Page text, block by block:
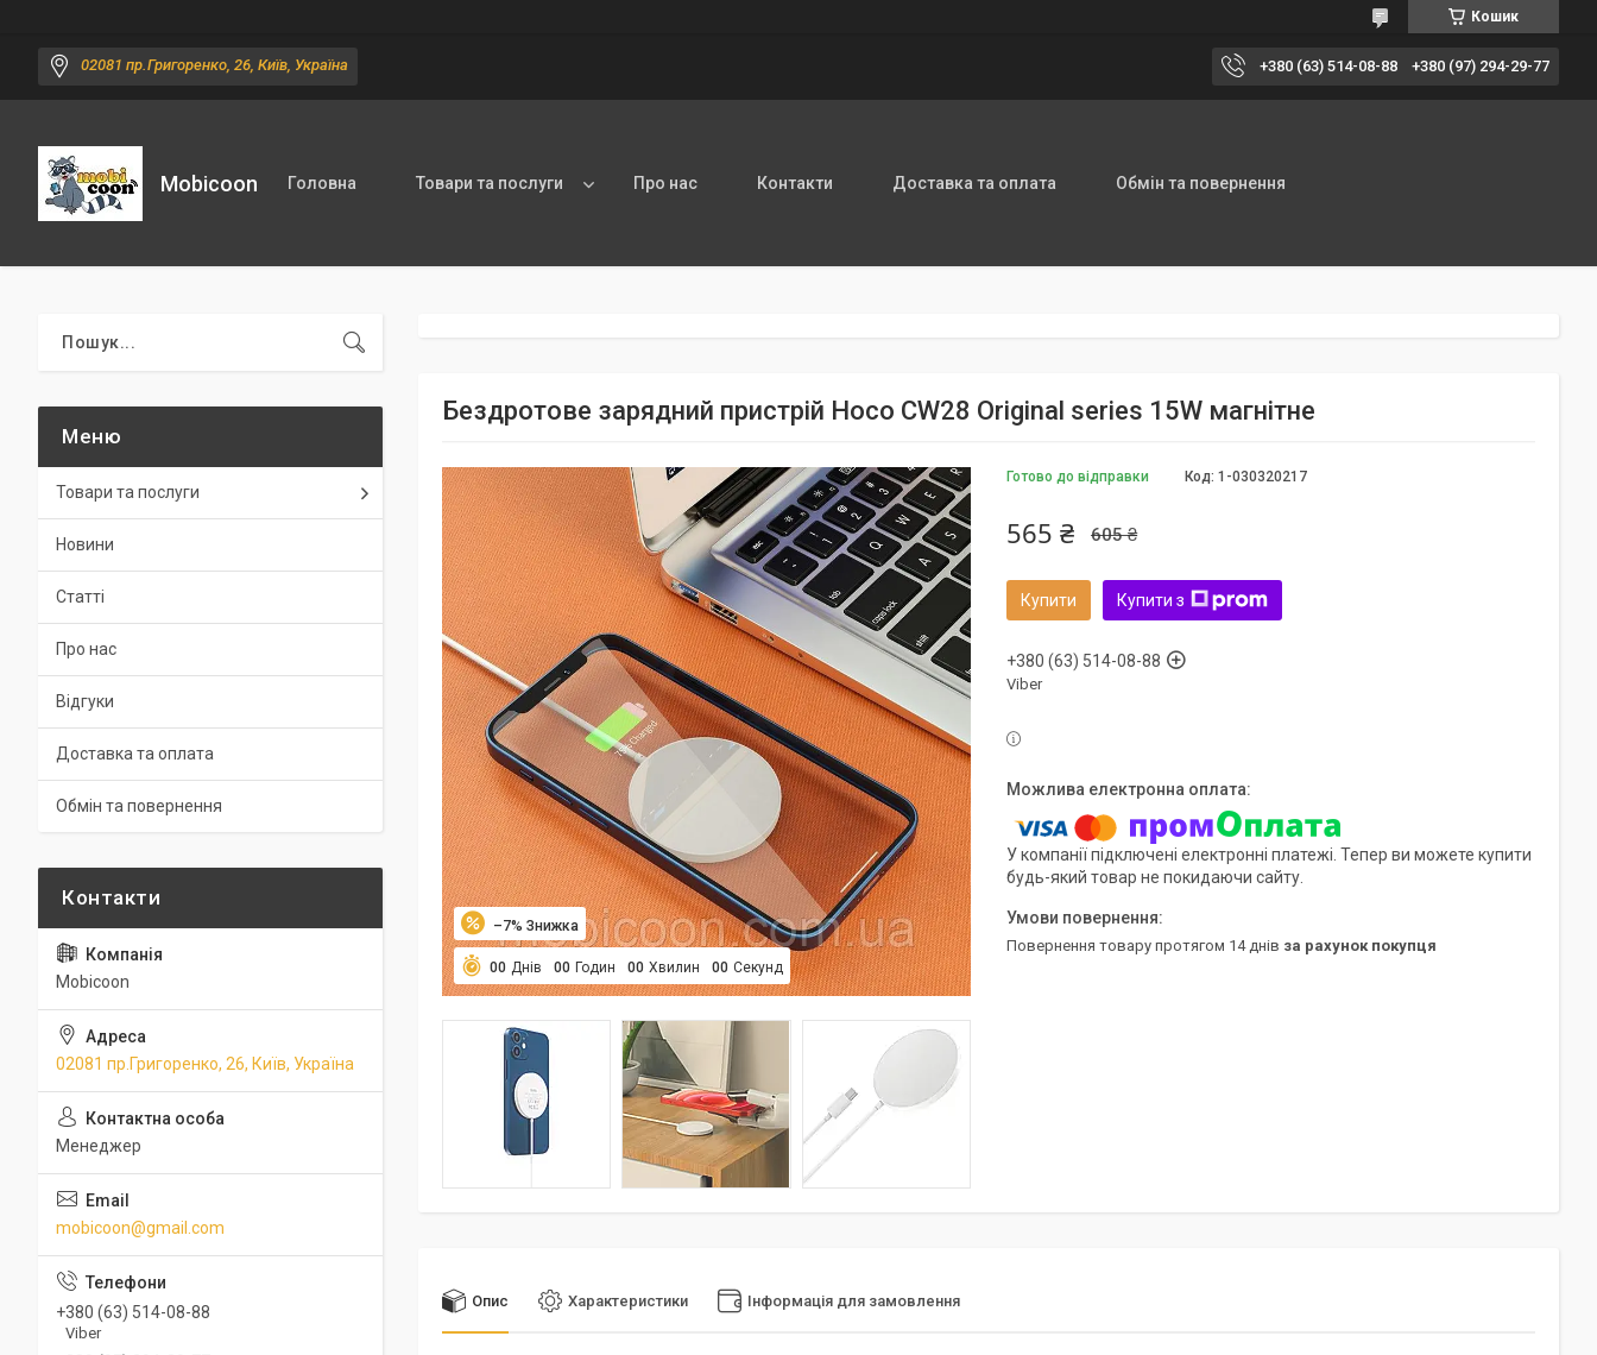
Кошик
02081 пр.Григоренко, 26, Київ, Україна +380 (63) 514-08-88 +380 (97) 294-29-77
Mobicoon Головна Товари та послуги Про нас Контакти Доставка та оплата Обмін та повернення
Бездротове зарядний пристрій Hoco CW28 Original series 15W магнітне
–7%
00 Днів 00 Годин 00 Хвилин 00 Секунд
Готово до відправки Код: 1-030320217
605 ₴
565 ₴
Купити Купити з
+380 (63) 514-08-88
Viber
У компанії підключені електронні платежі. Тепер ви можете купити
будь-який товар не покидаючи сайту.
повернення товару протягом 14 днів за рахунок покупця
Опис Характеристики Інформація для замовлення
Товари та послуги
Новини
Статті
Про нас
Відгуки
Доставка та оплата
Обмін та повернення
Mobicoon
02081 пр.Григоренко, 26, Київ, Україна
Менеджер
mobicoon@gmail.com
+380 (63) 514-08-88
Viber